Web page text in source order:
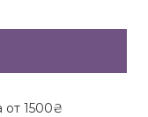
от 1500₴